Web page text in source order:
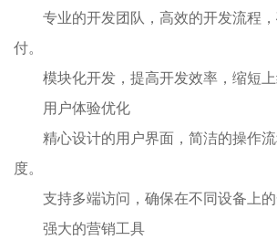
专业的开发团队，高效的开发流程
付。
模块化开发，提高开发效率，缩短上
用户体验优化
精心设计的用户界面，简洁的操作
度。
支持多端访问，确保在不同设备上的
强大的营销工具